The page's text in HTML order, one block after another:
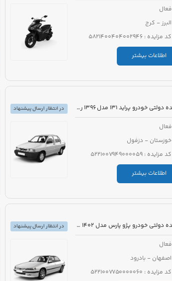
فعال
البرز - کرج
کد مزایده : 5821400404002946
اطلاعات بیشتر
مزایده دولتی خودرو پراید 131 مدل 1396 رنگ سفید
فعال
خوزستان - دزفول
کد مزایده : 5221007949000059
اطلاعات بیشتر
در انتظار ارسال پیشنهاد
مزایده دولتی خودرو پژو پارس مدل 1402 رنگ سفید
فعال
اصفهان - بادرود
کد مزایده : 5221007750000060
در انتظار ارسال پیشنهاد